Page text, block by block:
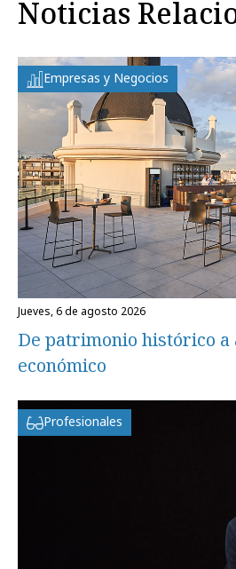
Noticias
Empresas y Negocios
jueves, 6 de agosto 2026
De patrimonio histórico
económico
Profesionales